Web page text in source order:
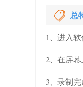
总
1、进入
2、在屏
3、录制